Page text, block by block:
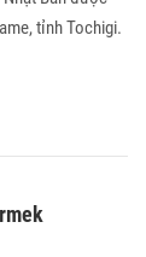
tỉnh Tochigi.